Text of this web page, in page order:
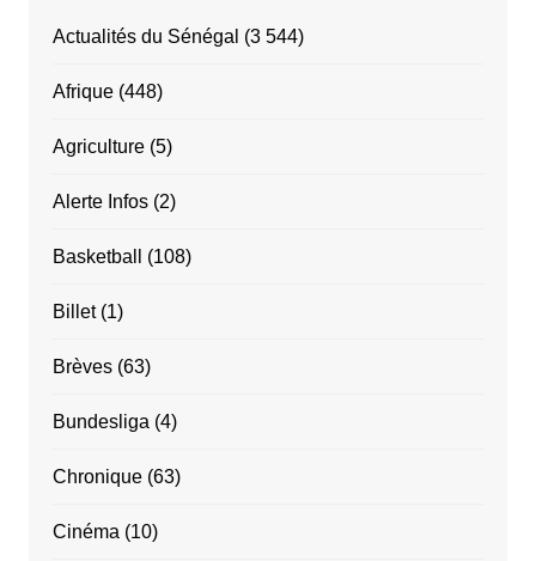
Actualités du Sénégal (3 544)
Afrique(448)
Agriculture(5)
Alerte Infos(2)
Basketball (108)
Billet(1)
Brèves(63)
Bundesliga (4)
Chronique(63)
Cinéma (10)